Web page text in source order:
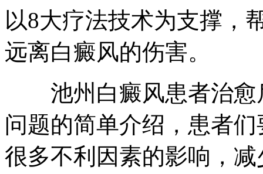
以8大疗法技术为支撑，
远离白癜风的伤害。
池州白癜风患者治愈
问题的简单介绍，患者
很多不利因素的影响，